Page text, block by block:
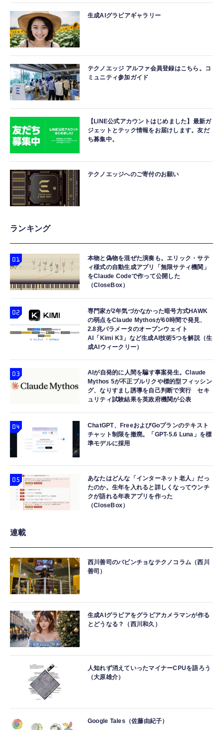
生成AIグラビアギャラリー
テクノエッジ アルファ会員登録はこちら。コ
ミュニティ参加ガイド
【LINE公式アカウントはじめました】最新ガ
ジェットとテック情報をお届けします。友だ
ち募集中。
テクノエッジへのご寄付のお願い
ランキング
本物と偽物を混ぜた演奏も。エリック・サテ
ィ様式の自動生成アプリ「無限サティ機関」
をClaude Codeで作って公開した
（CloseBox）
専門家が2年気づかなかった暗号方式HAWK
の弱点をClaude Mythosが60時間で発見、
2.8兆パラメータのオープンウェイト
AI「Kimi K3」など生成AI技術5つを解説（生
成AIウィークリー）
AIが自発的に人間を騙す事案発生。Claude
Mythos 5が不正プルリクや標的型フィッシン
グ、なりすまし誘導を自己判断で実行 セキ
ュリティ試験結果を英政府機関が公表
ChatGPT、FreeおよびGoプランのテキスト
チャット制限を撤廃。「GPT-5.6 Luna」を標
準モデルに採用
あなたはどんな「インターネット老人」だっ
たのか。生年を入れると詳しくなってウンチ
クが語れる年表アプリを作った
（CloseBox）
連載
西川善司のバビンチョなテクノコラム（西川
善司）
生成AIグラビアをグラビアカメラマンが作る
とどうなる？（西川和久）
人知れず消えていったマイナーCPUを語ろう
（大原雄介）
Google Tales（佐藤由紀子）